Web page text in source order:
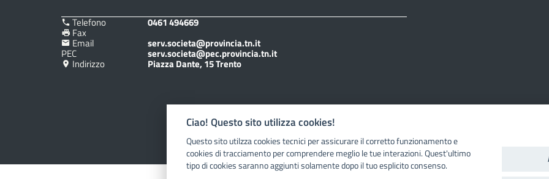
Telefono 0461 494669
Fax
Email serv.societa@provincia.tn.it
PEC serv.societa@pec.provincia.tn.it
Indirizzo Piazza Dante, 15 Trento
Informativa Privacy
Ciao! Questo sito utilizza cookies!
Questo sito utilzza cookies tecnici per assicurare il corretto funzionamento e
cookies di tracciamento per comprendere meglio le tue interazioni. Quest'ultimo
tipo di cookies saranno aggiunti solamente dopo il tuo esplicito consenso.